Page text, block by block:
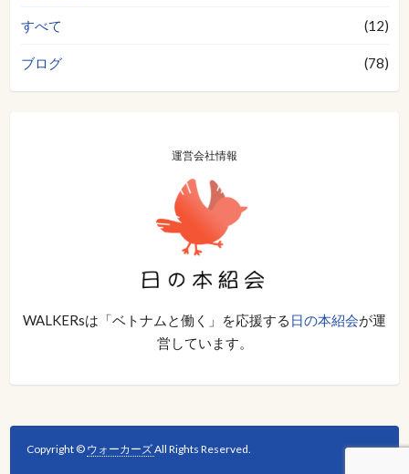
すべて (12)
ブログ (78)
運営会社情報
WALKERsは「ベトナムと働く」を応援する 日の本紹会が運
営しています。
Copyright © ウォーカーズAll Rights Reserved.